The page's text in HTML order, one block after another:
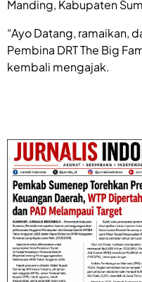
Manding, Kabupaten
“Ayo Datang, ramaikan,
Pembina DRT The Big
kembali mengajak.